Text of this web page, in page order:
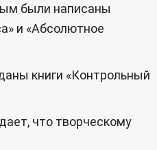
были написаны
и «Абсолютное
книги «Контрольный
что творческому